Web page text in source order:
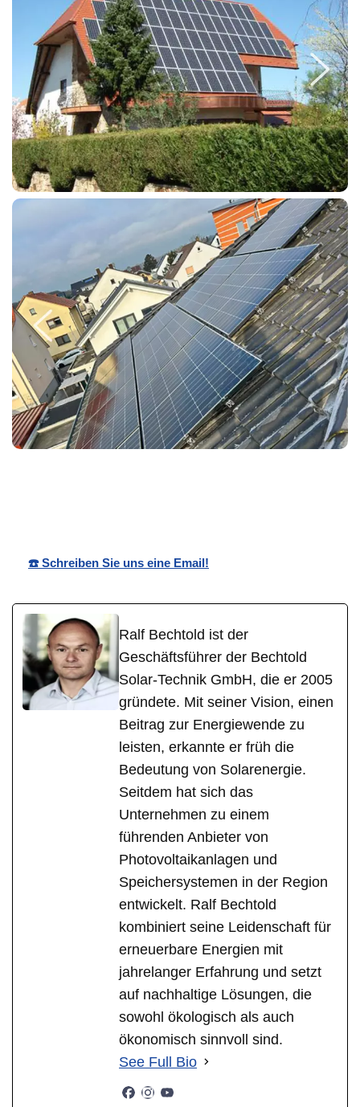
☎️ Schreiben Sie uns eine Email!
Ralf Bechtold ist der
Geschäftsführer der Bechtold
Solar-Technik GmbH, die er 2005
gründete. Mit seiner Vision, einen
Beitrag zur Energiewende zu
leisten, erkannte er früh die
Bedeutung von Solarenergie.
Seitdem hat sich das
Unternehmen zu einem
führenden Anbieter von
Photovoltaikanlagen und
Speichersystemen in der Region
entwickelt. Ralf Bechtold
kombiniert seine Leidenschaft für
erneuerbare Energien mit
jahrelanger Erfahrung und setzt
auf nachhaltige Lösungen, die
sowohl ökologisch als auch
ökonomisch sinnvoll sind.
See Full Bio